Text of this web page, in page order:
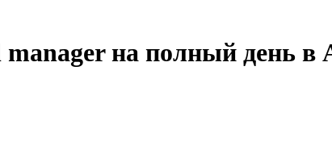
на полный день в